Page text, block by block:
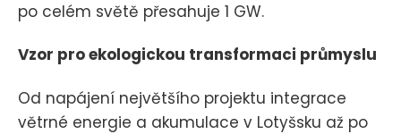
po celém světě přesahuje 1 GW.
Vzor pro ekologickou transformaci průmyslu
Od napájení největšího projektu integrace
větrné energie a akumulace v Lotyšsku až po